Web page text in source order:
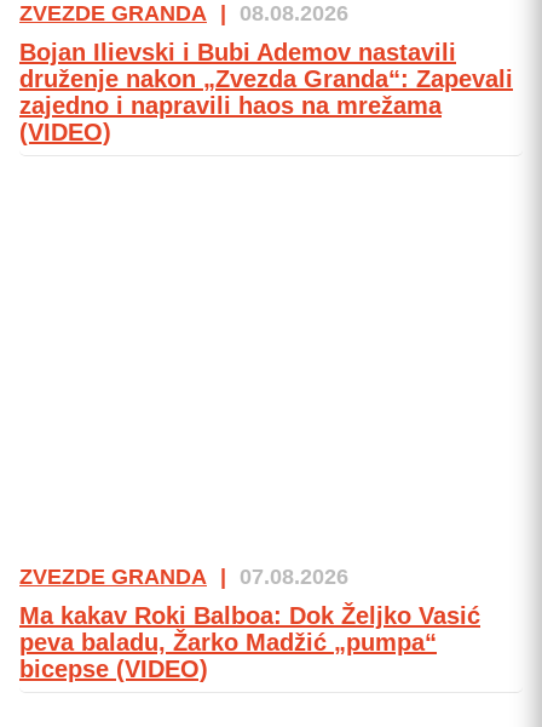
ZVEZDE GRANDA 08.08.2026
Bojan Ilievski i Bubi Ademov nastavili
druženje nakon „Zvezda Granda“: Zapevali
zajedno i napravili haos na mrežama
(VIDEO)
ZVEZDE GRANDA | 07.08.2026
Ma kakav Roki Balboa: Dok Željko Vasić
peva baladu, Žarko Madžić „pumpa“
bicepse (VIDEO)